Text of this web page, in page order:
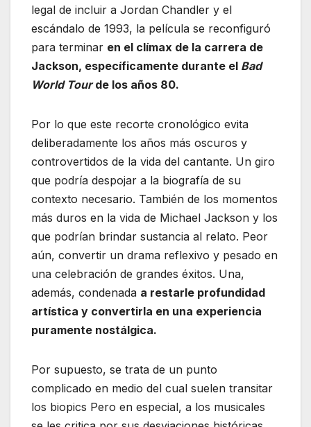
legal de incluir a Jordan Chandler y el
escándalo de 1993, la película se reconfiguró
para terminar en el clímax de la carrera de
Jackson, específicamente durante el Bad
World Tourde los años 80.
Por lo que este recorte cronológico evita
deliberadamente los años más oscuros y
controvertidos de la vida del cantante. Un giro
que podría despojar a la biografía de su
contexto necesario. También de los momentos
más duros en la vida de Michael Jackson y los
que podrían brindar sustancia al relato. Peor
aún, convertir un drama reflexivo y pesado en
una celebración de grandes éxitos. Una,
además, condenada a restarle profundidad
artística y convertirla en una experiencia
puramente nostálgica.
Por supuesto, se trata de un punto
complicado en medio del cual suelen transitar
los biopics Pero en especial, a los musicales